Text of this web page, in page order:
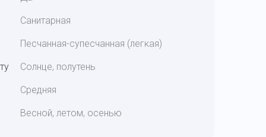
Санитарная
Песчанная-супесчанная (легкая)
Солнце, полутень
Средняя
Весной, летом, осенью